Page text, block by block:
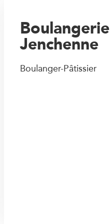
Boulangerie
Jenchenne
Boulanger-Pâtissier